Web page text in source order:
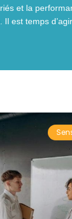
et la
Il est temps d’agir